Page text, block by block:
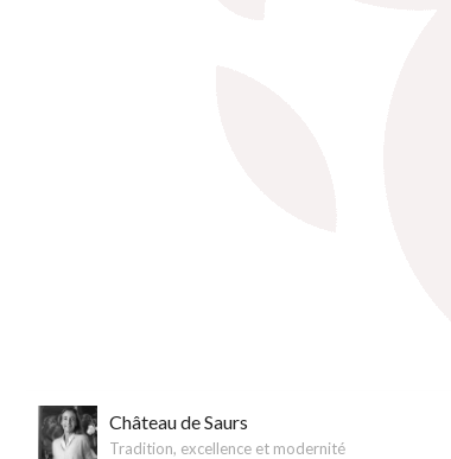
Château de Saurs
Tradition, excellence et modernité